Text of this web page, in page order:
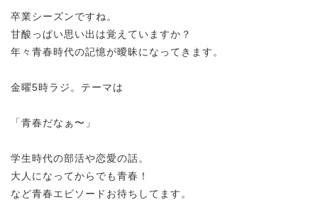
卒業シーズンですね。
甘酸っぱい思い出は覚えていますか？
年々青春時代の記憶が曖昧になってきます。
金曜5時ラジ。テーマは
「青春だなぁ〜」
学生時代の部活や恋愛の話。
大人になってからでも青春！
など青春エピソードお待ちしてます。